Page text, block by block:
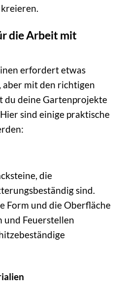
die Arbeit mit
erfordert etwas
aber mit den richtigen
du deine Gartenprojekte
sind einige praktische
die
sind.
Form und die Oberfläche
und Feuerstellen